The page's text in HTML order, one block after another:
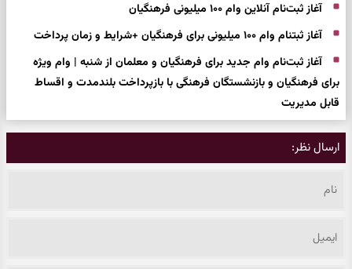
آغاز ثبت‌نام آنلاین وام ۱۰۰ میلیونی فرهنگیان
آغاز ثبتنام وام ۱۰۰ میلیونی برای فرهنگیان +شرایط و زمان پرداخت
آغاز ثبت‌نام وام جدید برای فرهنگیان و معلمان از شنبه | وام ویژه
برای فرهنگیان و بازنشستگان فرهنگی با بازپرداخت بلندمدت و اقساط
قابل مدیریت
ارسال نظر: